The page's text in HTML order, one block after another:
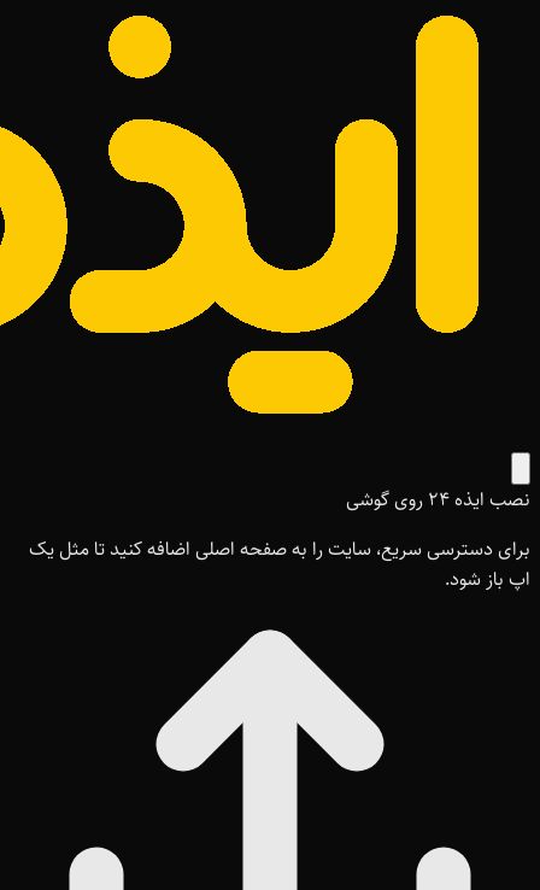
نصب ایذه ۲۴ روی گوشی
برای دسترسی سریع، سایت را به صفحه اصلی اضافه کنید تا مثل یک
اپ باز شود.